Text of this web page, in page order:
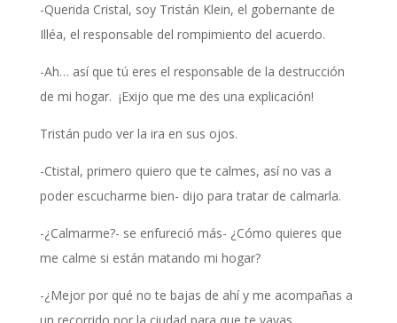
-Querida Cristal, soy Tristán Klein, el gobernante de
Illéa, el responsable del rompimiento del acuerdo.
-Ah… así que tú eres el responsable de la destrucción
de mi hogar. ¡Exijo que me des una explicación!
Tristán pudo ver la ira en sus ojos.
-Ctistal, primero quiero que te calmes, así no vas a
poder escucharme bien- dijo para tratar de calmarla.
-¿Calmarme?- se enfureció más- ¿Cómo quieres que
me calme si están matando mi hogar?
-¿Mejor por qué no te bajas de ahí y me acompañas a